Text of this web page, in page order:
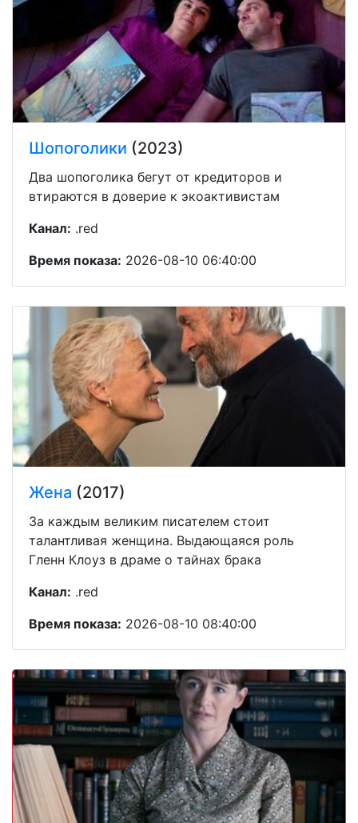
Шопоголики (2023)
Два шопоголика бегут от кредиторов и
втираются в доверие к экоактивистам
Канал: .red
Время показа: 2026-08-10 06:40:00
Жена (2017)
За каждым великим писателем стоит
талантливая женщина. Выдающаяся роль
Гленн Клоуз в драме о тайнах брака
Канал: .red
Время показа: 2026-08-10 08:40:00